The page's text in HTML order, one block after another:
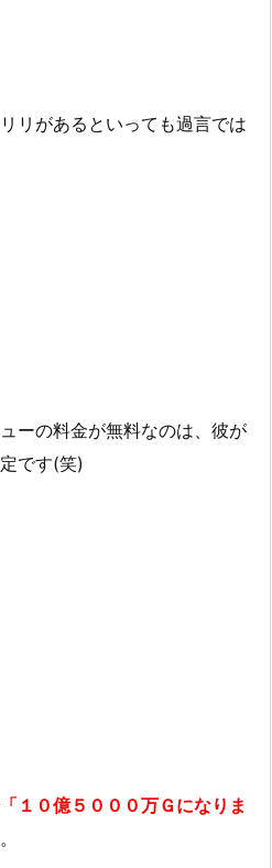
リがあるといっても過言では
ーの料金が無料なのは、彼が
です(笑)
「１０億５０００万Ｇになりま